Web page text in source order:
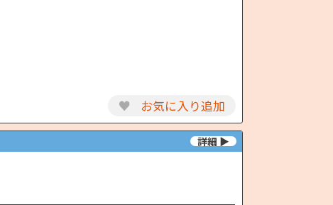
♥ お気に入り追加